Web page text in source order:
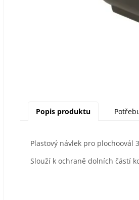
Popis produktu
Plastový návlek pro plochoovál
Slouží k ochraně dolních částí